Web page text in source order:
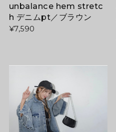
unbalance hem stretc
h デニムpt／ブラウン
¥7,590